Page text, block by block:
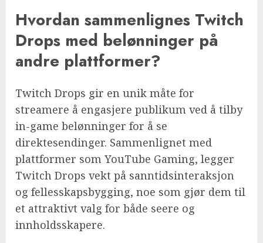
Hvordan sammenlignes Twitch
Drops med belønninger på
andre plattformer?
Twitch Drops gir en unik måte for
streamere å engasjere publikum ved å tilby
in-game belønninger for å se
direktesendinger. Sammenlignet med
plattformer som YouTube Gaming, legger
Twitch Drops vekt på sanntidsinteraksjon
og fellesskapsbygging, noe som gjør dem til
et attraktivt valg for både seere og
innholdsskapere.